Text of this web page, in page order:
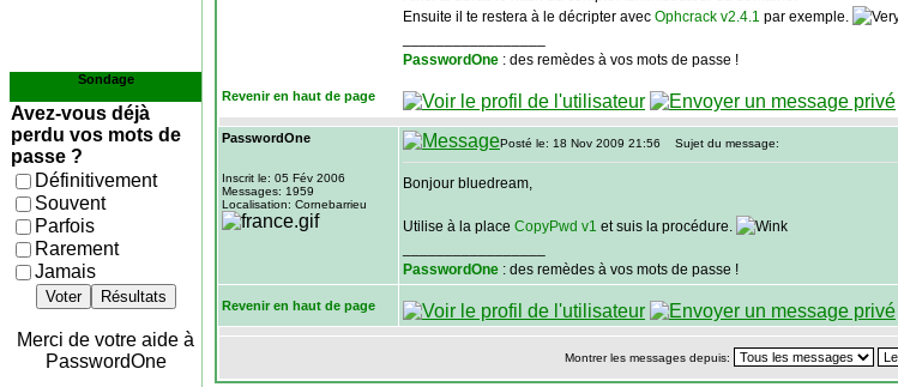
Sondage
Avez-vous déjà
perdu vos mots de
passe ?
Définitivement
Souvent
Parfois
Rarement
Jamais
Voter Résultats
Merci de votre aide à
PasswordOne
Ensuite il te restera à le décripter avec Ophcrack v2.4.1 par exemple.
PasswordOne : des remèdes à vos mots de passe !
Revenir en haut de page
PasswordOne
Inscrit le: 05 Fév 2006
Messages: 1959
Localisation: Cornebarrieu
Posté le: 18 Nov 2009 21:56 Sujet du message:
Bonjour bluedream,
Utilise à la place CopyPwd v1 et suis la procédure.
PasswordOne : des remèdes à vos mots de passe !
Revenir en haut de page
Montrer les messages depuis: